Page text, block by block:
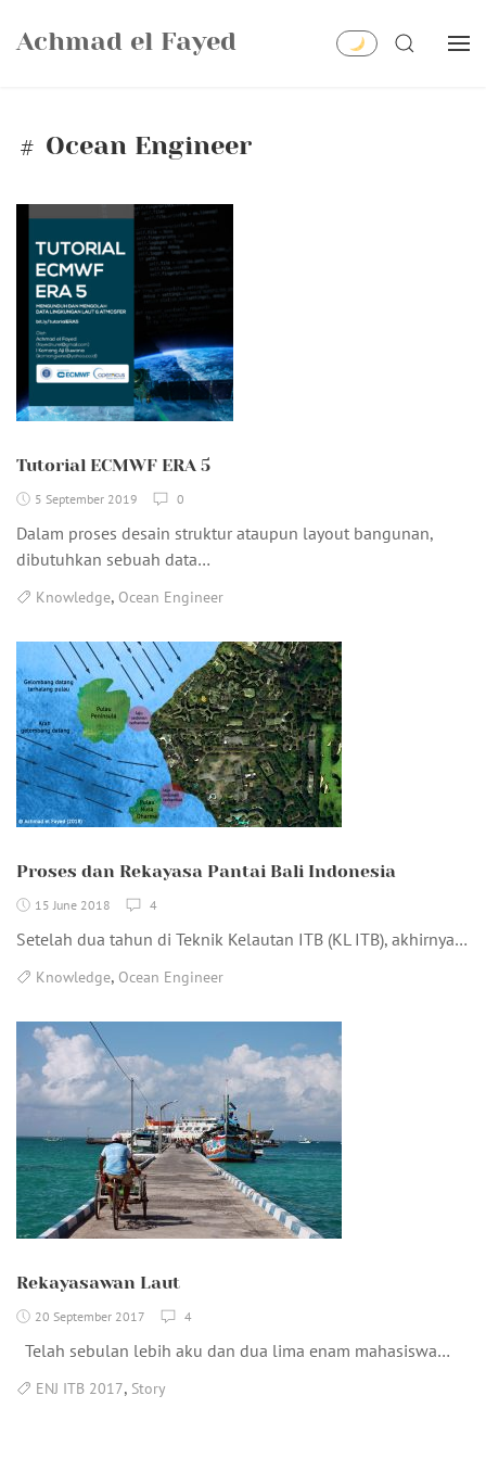
Achmad el Fayed SEARCH
Ocean Engineer
Tutorial ECMWF ERA 5
5 September 2019 0
Dalam proses desain struktur ataupun layout bangunan,
dibutuhkan sebuah data…
Knowledge, Ocean Engineer
Proses dan Rekayasa Pantai Bali Indonesia
15 June 2018 4
Setelah dua tahun di Teknik Kelautan ITB (KL ITB), akhirnya…
Knowledge, Ocean Engineer
Rekayasawan Laut
20 September 2017 4
Telah sebulan lebih aku dan dua lima enam mahasiswa…
ENJ ITB 2017, Story